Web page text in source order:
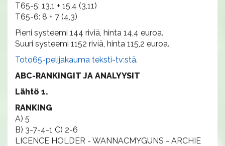
T65-5: 13,1 + 15,4 (3,11)
T65-6: 8 + 7 (4,3)
Pieni systeemi 144 riviä, hinta 14,4 euroa.
Suuri systeemi 1152 riviä, hinta 115,2 euroa.
Toto65-pelijakauma teksti-tv:stä.
ABC-RANKINGIT JA ANALYYSIT
Lähtö 1.
RANKING
A) 5
B) 3-7-4-1 C) 2-6
LICENCE HOLDER - WANNACMYGUNS - ARCHIE